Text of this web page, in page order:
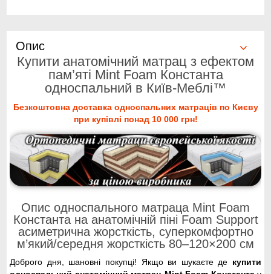
Опис
Купити анатомічний матрац з ефектом
пам’яті Mint Foam Константа
односпальний в Київ-Меблі™
Безкоштовна доставка односпальних матраців по Києву
при купівлі понад 10 000 грн!
Опис односпального матраца Mint Foam
Константа на анатомічній піні Foam Support
асиметрична жорсткість, суперкомфортно
м’який/середня жорсткість 80–120×200 см
Доброго дня, шановні покупці! Якщо ви шукаєте де купити